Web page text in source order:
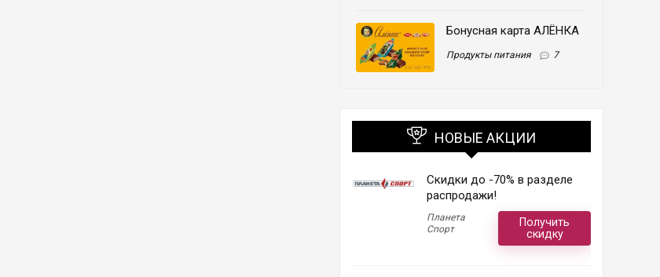
Бонусная карта АЛЁНКА
Продукты питания 7
НОВЫЕ АКЦИИ
Скидки до -70% в разделе
распродажи!
Планета
Спорт
Получить
скидку